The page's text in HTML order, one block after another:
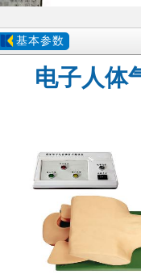
基本参数
电子人体